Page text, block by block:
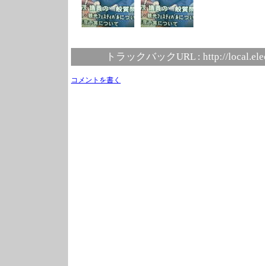
トラックバックURL : http://
コメントを書く